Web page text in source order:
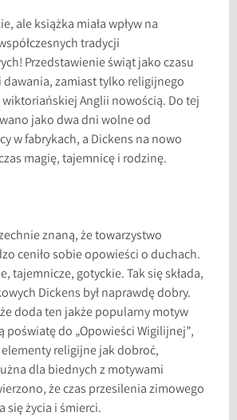
ale książka miała wpływ na
tradycji
Przedstawienie świąt jako czasu
zamiast tylko religijnego
Anglii nowością. Do tej
jako dwa dni wolne od
w fabrykach, a Dickens na nowo
magię, tajemnicę i rodzinę.
znaną, że towarzystwo
ceniło sobie opowieści o duchach.
tajemnicze, gotyckie. Tak się składa,
Dickens był naprawdę dobry.
doda ten jakże popularny motyw
poświatę do „Opowieści Wigilijnej”,
elementy religijne jak dobroć,
dla biednych z motywami
że czas przesilenia zimowego
się życia i śmierci.